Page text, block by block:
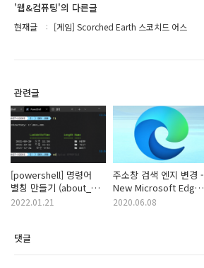
'웹&컴퓨팅'의 다른글
현재글 [게임] Scorched Earth 스코치드 어스
관련글
[powershell] 명령어
별칭 만들기 (about_
Alias es)
2022.01.21
주소창 검색 엔지 변경 -
New Microsoft Edge
(새 마이크로소프트
2020.06.08
댓글